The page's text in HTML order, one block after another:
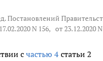
Постановлений
N 156, от 23.12.2020
счастью 4 статьи 2